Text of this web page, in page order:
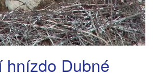
hnízdo Dubné